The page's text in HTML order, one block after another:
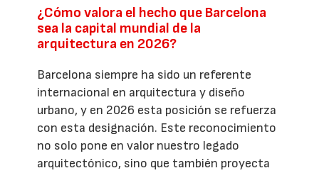
¿Cómo valora el hecho que Barcelona
sea la capital mundial de la
arquitectura en 2026?
Barcelona siempre ha sido un referente
internacional en arquitectura y diseño
urbano, y en 2026 esta posición se refuerza
con esta designación. Este reconocimiento
no solo pone en valor nuestro legado
arquitectónico, sino que también proyecta